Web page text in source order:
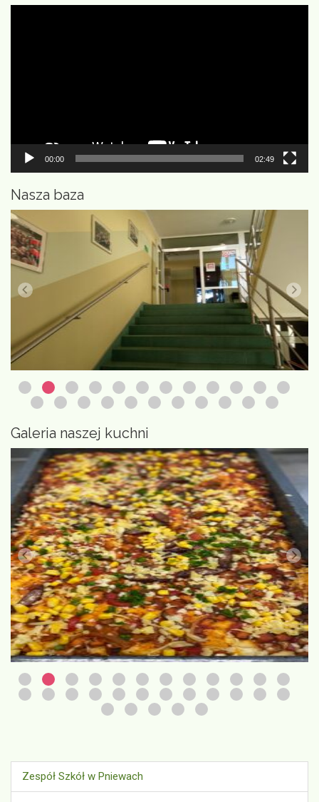
00:00 02:49
Nasza baza
Galeria naszej kuchni
Zespół Szkół w Pniewach